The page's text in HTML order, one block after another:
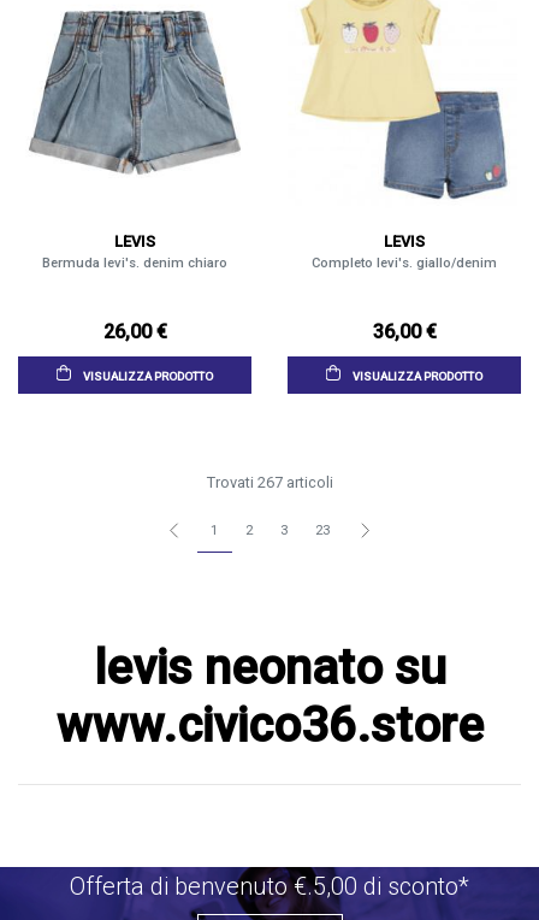
LEVIS
Bermuda levi's. denim chiaro
26,00 €
VISUALIZZA PRODOTTO
LEVIS
Completo levi's. giallo/denim
36,00 €
VISUALIZZA PRODOTTO
Trovati 267 articoli
1 2 3 23
levis neonato su
www.civico36.store
Offerta di benvenuto €.5,00 di sconto*